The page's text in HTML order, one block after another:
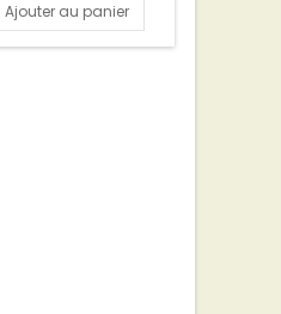
Ajouter au panier